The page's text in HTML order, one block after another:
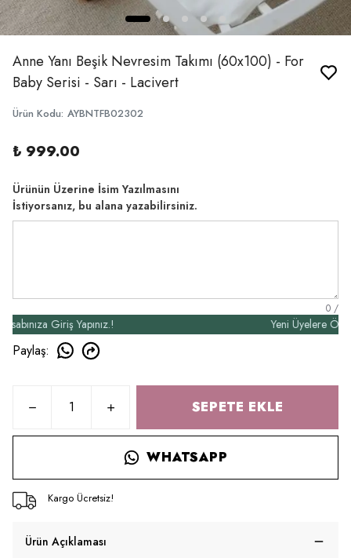
Anne Yanı Beşik Nevresim Takımı (60x100) - For
Baby Serisi - Sarı - Lacivert
Ürün Kodu: AYBNTFB02302
₺ 999.00
Ürünün Üzerine İsim Yazılmasını
İstiyorsanız, bu alana yazabilirsiniz.
0 /
Giriş Yapınız.! Yeni Üyelere Özel
Paylaş:
SEPETE EKLE
WHATSAPP
Kargo Ücretsiz!
Ürün Açıklaması